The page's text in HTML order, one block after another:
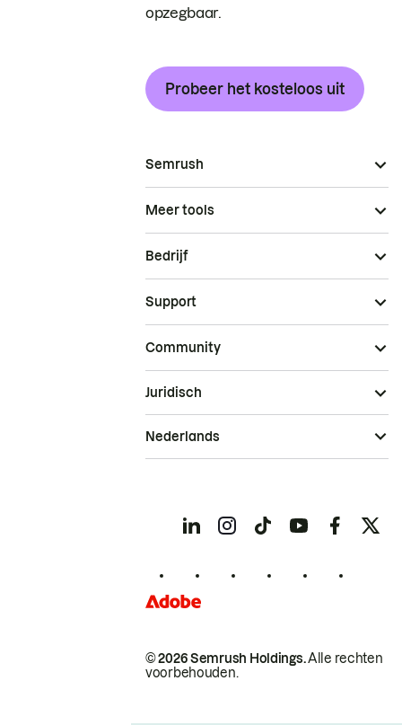
opzegbaar.
Probeer het kosteloos uit
Semrush
Meer tools
Bedrijf
Support
Community
© 2026 Semrush Holdings.Alle rechten
voorbehouden.
Juridisch
Nederlands